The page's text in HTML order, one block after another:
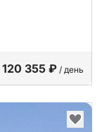
120 355 ₽ / день